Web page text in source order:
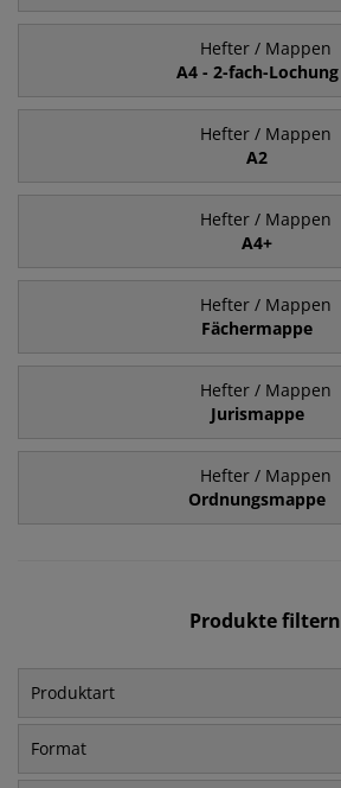
Hefter / Mappen
A4 - 2-fach-Lochung
Hefter / Mappen
A2
Hefter / Mappen
A4+
Hefter / Mappen
Fächermappe
Hefter / Mappen
Jurismappe
Hefter / Mappen
Ordnungsmappe
Produkte filtern
Produktart
Format